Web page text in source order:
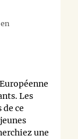
Les
ce
une